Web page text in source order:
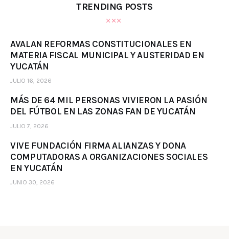
TRENDING POSTS
AVALAN REFORMAS CONSTITUCIONALES EN
MATERIA FISCAL MUNICIPAL Y AUSTERIDAD EN
YUCATÁN
JULIO 16, 2026
MÁS DE 64 MIL PERSONAS VIVIERON LA PASIÓN
DEL FÚTBOL EN LAS ZONAS FAN DE YUCATÁN
JULIO 7, 2026
VIVE FUNDACIÓN FIRMA ALIANZAS Y DONA
COMPUTADORAS A ORGANIZACIONES SOCIALES
EN YUCATÁN
JUNIO 30, 2026